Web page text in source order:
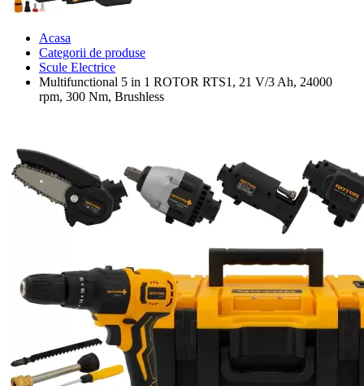
Acasa
Categorii de produse
Scule Electrice
Multifunctional 5 in 1 ROTOR RTS1, 21 V/3 Ah, 24000
rpm, 300 Nm, Brushless